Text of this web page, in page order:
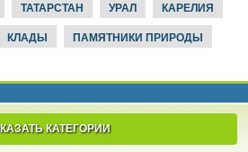
ТАТАРСТАН УРАЛ КАРЕЛИЯ
КЛАДЫ ПАМЯТНИКИ ПРИРОДЫ
КАТЕГОРИИ